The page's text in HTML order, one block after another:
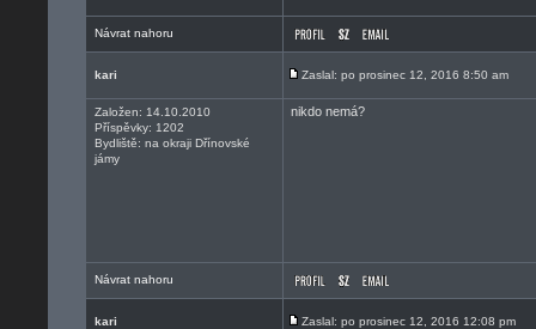
Návrat nahoru
kari Zaslal: po prosinec 12, 2016 8:50 am
Založen: 14.10.2010
Příspěvky: 1202
Bydliště: na okraji Dřínovské
jámy
nikdo nemá?
Návrat nahoru
kari Zaslal: po prosinec 12, 2016 12:08 pm